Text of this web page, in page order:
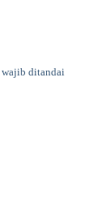
wajib ditandai